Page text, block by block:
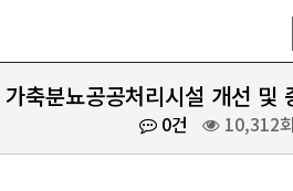
축분뇨공공처리시설 개선 및
0건 10,312